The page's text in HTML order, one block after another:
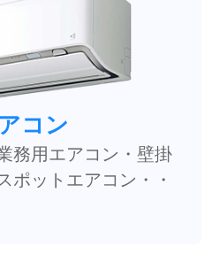
コン
務用エアコン・壁掛
ポットエアコン・・